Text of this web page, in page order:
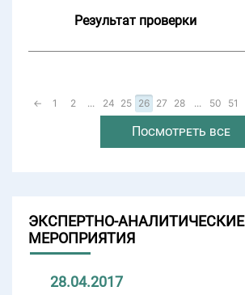
Результат проверки
← 1 2 ... 24 25 26 27 28 ... 50 51
Посмотреть все
ЭКСПЕРТНО-АНАЛИТИЧЕСКИЕ
МЕРОПРИЯТИЯ
28.04.2017